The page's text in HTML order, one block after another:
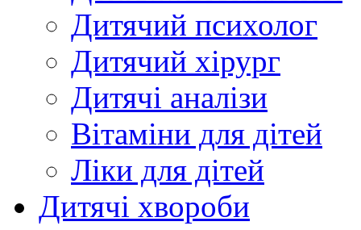
Дитячий психолог
Дитячий хірург
Дитячі аналізи
Вітаміни для дітей
Ліки для дітей
Дитячі хвороби